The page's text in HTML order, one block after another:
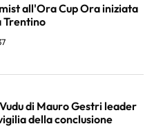
all'Ora Cup Ora iniziata
Trentino
di Mauro Gestri leader
della conclusione